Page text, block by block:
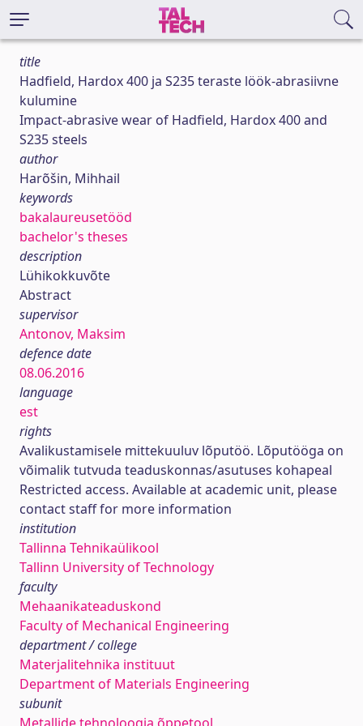
title
Hadfield, Hardox 400 ja S235 teraste löök-abrasiivne
kulumine
Impact-abrasive wear of Hadfield, Hardox 400 and
S235 steels
author
Harõšin, Mihhail
keywords
bakalaureusetööd
bachelor's theses
description
Lühikokkuvõte
Abstract
supervisor
Antonov, Maksim
defence date
08.06.2016
language
est
rights
Avalikustamisele mittekuuluv lõputöö. Lõputööga on
võimalik tutvuda teaduskonnas/asutuses kohapeal
Restricted access. Available at academic unit, please
contact staff for more information
institution
Tallinna Tehnikaülikool
Tallinn University of Technology
faculty
Mehaanikateaduskond
Faculty of Mechanical Engineering
department / college
Materjalitehnika instituut
Department of Materials Engineering
subunit